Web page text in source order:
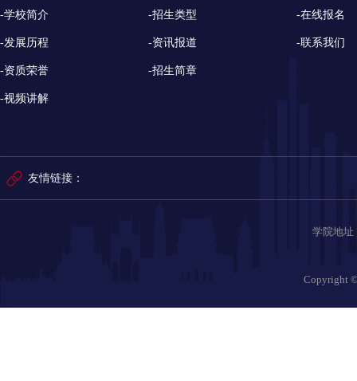
-学校简介
-发展历程
-资质荣誉
-视频讲解
-招生类型
-资讯报道
-招生简章
-在线报名
-联系我们
友情链接：
学院地址
Copyright